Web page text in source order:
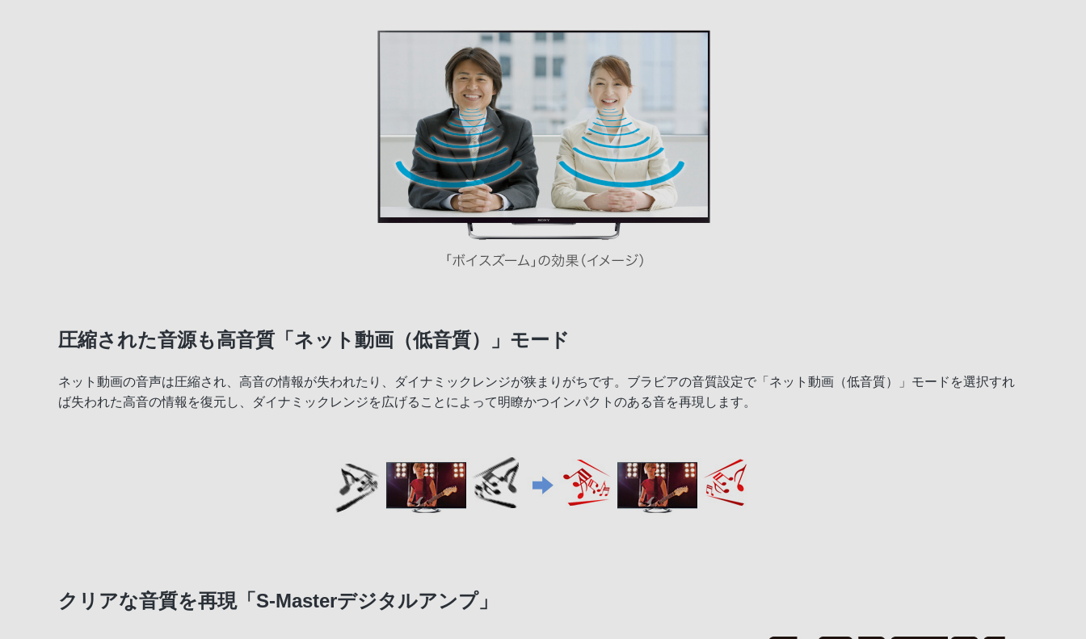
圧縮された音源も高音質「ネット動画（低音質）」モード
ネット動画の音声は圧縮され、高音の情報が失われたり、ダイナミックレンジが狭まりがちです。ブラビアの音質設定で「ネット動画（低音質）」モードを選択すれ
ば失われた高音の情報を復元し、ダイナミックレンジを広げることによって明瞭かつインパクトのある音を再現します。
クリアな音質を再現「S-Masterデジタルアンプ」